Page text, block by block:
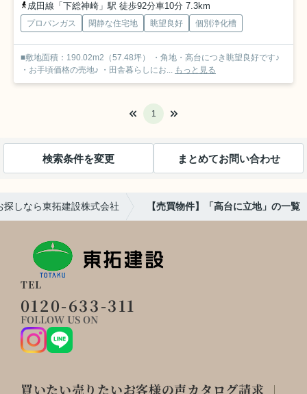
成田線「下総神崎」駅 徒歩92分車10分 7.3km
プロパンガス 閑静な住宅地 眺望良好 個別浄化槽
■敷地面積：190.02m2（57.48坪） ・角地・高台につき眺望良好です♪
・お手頃価格の売地♪ ・田舎暮らしにお... もっと見る
1
検索条件を変更 まとめてお問い合わせ
しなら東拓建設株式会社 【売買物件】「高台に立地」の一覧
TEL
0120-633-311
FOLLOW US ON
買いたい売りたいお客様の声カタログ請求